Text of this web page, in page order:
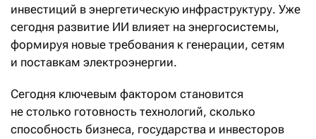
инвестиций в энергетическую инфраструктуру. Уже
сегодня развитие ИИ влияет на энергосистемы,
формируя новые требования к генерации, сетям
и поставкам электроэнергии.
Сегодня ключевым фактором становится
не столько готовность технологий, сколько
способность бизнеса, государства и инвесторов